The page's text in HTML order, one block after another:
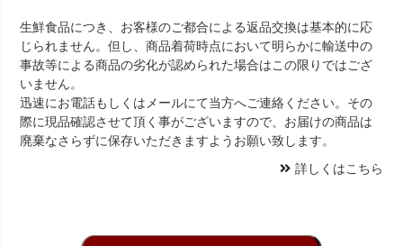
生鮮食品につき、お客様のご都合による返品交換は基本的に応
じられません。但し、商品着荷時点において明らかに輸送中の
事故等による商品の劣化が認められた場合はこの限りではござ
いません。
迅速にお電話もしくはメールにて当方へご連絡ください。その
際に現品確認させて頂く事がございますので、お届けの商品は
廃棄なさらずに保存いただきますようお願い致します。
詳しくはこちら